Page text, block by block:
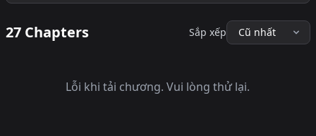
27 Chapters Sắp xếp
Lỗi khi tải chương. Vui lòng thử lại.